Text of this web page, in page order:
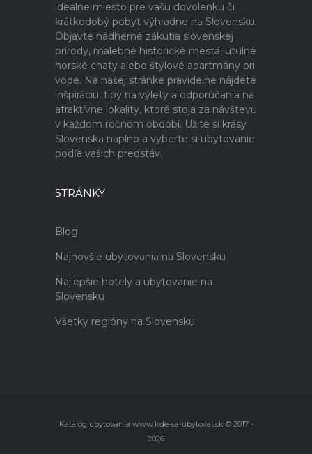
ideálne miesto pre vašu dovolenku či
krátkodobý pobyt výhradne na Slovensku.
Objavte nádherné zákutia slovenskej
prírody, malebné historické mestá, útulné
horské chaty alebo štýlové apartmány pri
vode. Na našej stránke pravidelne nájdete
inšpiráciu, tipy na výlety a odporúčania na
atraktívne lokality, ktoré stoja za návštevu
v každom ročnom období. Užite si krásy
Slovenska naplno a vyberte si ubytovanie
podľa vašich predstáv.
STRÁNKY
Blog
Najnovšie ubytovania na Slovensku
Najlepšie hotely a ubytovanie na
Slovensku
Všetky regióny na Slovensku
Katalóg ubytovania www.kde-sa-ubytovat.sk © 2017 -
2026